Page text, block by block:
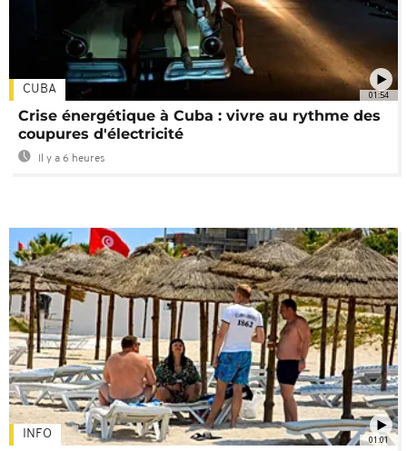
01:54
CUBA
Crise énergétique à Cuba : vivre au rythme des
coupures d'électricité
Il y a 6 heures
01:01
INFO